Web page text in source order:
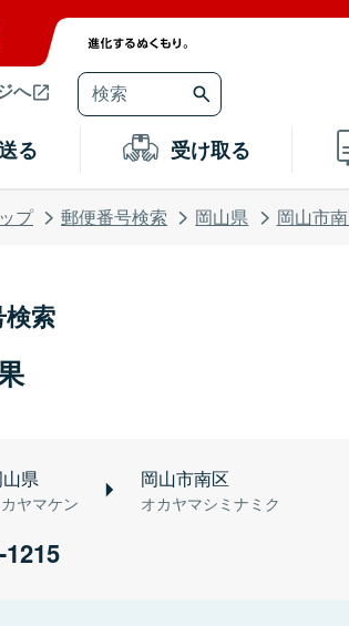
へ
る 受け取る
プ 郵便番号検索 岡山県 岡山市
索
県
ヤマケン
岡山市南区
オカヤマシミナミク